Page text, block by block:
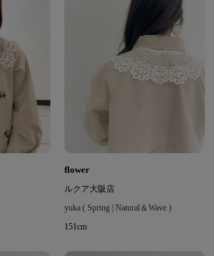
flower
ルクア大阪店
yuka ( Spring | Natural＆Wave )
151cm